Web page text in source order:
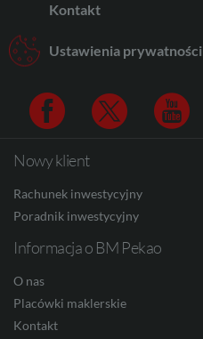
Kontakt
Ustawienia prywatności
Facebook
Nowy klient
Rachunek inwestycyjny
Poradnik inwestycyjny
Informacja o BM Pekao
O nas
Placówki maklerskie
Kontakt